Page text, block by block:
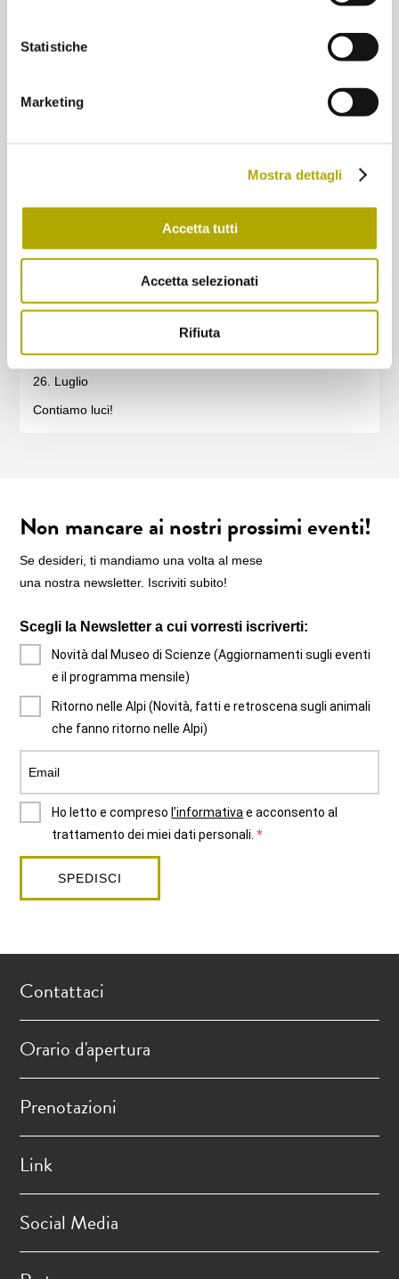
Statistiche
Marketing
Mostra dettagli
Accetta tutti
Accetta selezionati
Rifiuta
Qui potete trovare ulteriori articoli
City Nature Challenge 2022
26. Luglio
Contiamo luci!
Non mancare ai nostri prossimi eventi!
Se desideri, ti mandiamo una volta al mese
una nostra newsletter. Iscriviti subito!
Scegli la Newsletter a cui vorresti iscriverti:
Novità dal Museo di Scienze (Aggiornamenti sugli eventi
e il programma mensile)
Ritorno nelle Alpi (Novità, fatti e retroscena sugli animali
che fanno ritorno nelle Alpi)
Ho letto e compreso l’informativa e acconsento al
trattamento dei miei dati personali.
SPEDISCI
Contattaci
Orario d'apertura
Prenotazioni
Link
Social Media